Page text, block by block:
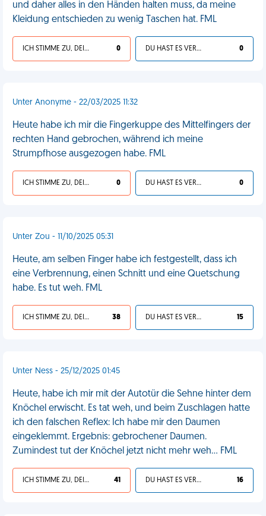
und daher alles in den Händen halten muss, da meine
Kleidung entschieden zu wenig Taschen hat. FML
ICH STIMME ZU, DEIN LEBEN IST SCHEISSE 0 DU HAST ES VERDIENT 0
Unter Anonyme - 22/03/2025 11:32
Heute habe ich mir die Fingerkuppe des Mittelfingers der
rechten Hand gebrochen, während ich meine
Strumpfhose ausgezogen habe. FML
ICH STIMME ZU, DEIN LEBEN IST SCHEISSE 0 DU HAST ES VERDIENT 0
Unter Zou - 11/10/2025 05:31
Heute, am selben Finger habe ich festgestellt, dass ich
eine Verbrennung, einen Schnitt und eine Quetschung
habe. Es tut weh. FML
ICH STIMME ZU, DEIN LEBEN IST SCHEISSE 38 DU HAST ES VERDIENT 15
Unter Ness - 25/12/2025 01:45
Heute, habe ich mir mit der Autotür die Sehne hinter dem
Knöchel erwischt. Es tat weh, und beim Zuschlagen hatte
ich den falschen Reflex: Ich habe mir den Daumen
eingeklemmt. Ergebnis: gebrochener Daumen.
Zumindest tut der Knöchel jetzt nicht mehr weh... FML
ICH STIMME ZU, DEIN LEBEN IST SCHEISSE 41 DU HAST ES VERDIENT 16